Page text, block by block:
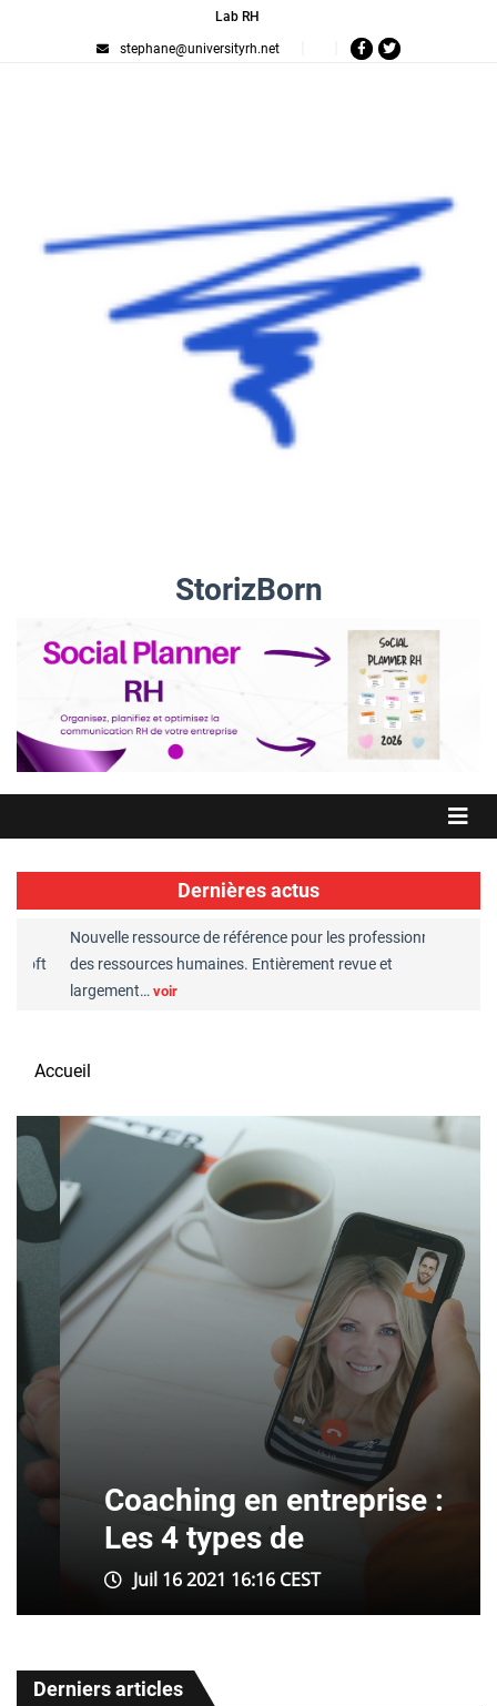
Lab RH
stephane@universityrh.net
StorizBorn
Dernières actus
Nouvelle ressource de référence pour les professionnels
des ressources humaines. Entièrement revue et
largement…voir
Accueil
Coaching en entreprise :
Les 4 types de
Juil 16 2021 16:16 CEST
Derniers articles